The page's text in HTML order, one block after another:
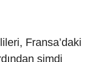
Fransa’daki
şimdi